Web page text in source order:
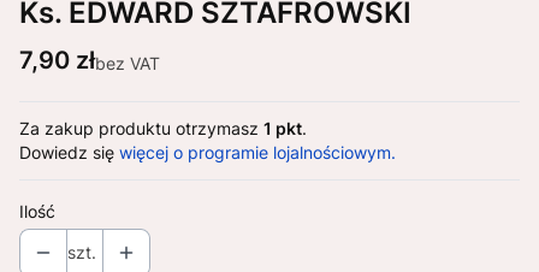
Ks. EDWARD SZTAFROWSKI
Cena
7,90 złbez VAT
Za zakup produktu otrzymasz 1 pkt.
Dowiedz się więcej o programie lojalnościowym.
Ilość
szt.